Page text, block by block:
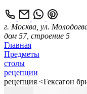
г. Москва, ул.
дом 57, строение 5
Главная
Предметы
столы
рецепции
рецепция <Гексагон